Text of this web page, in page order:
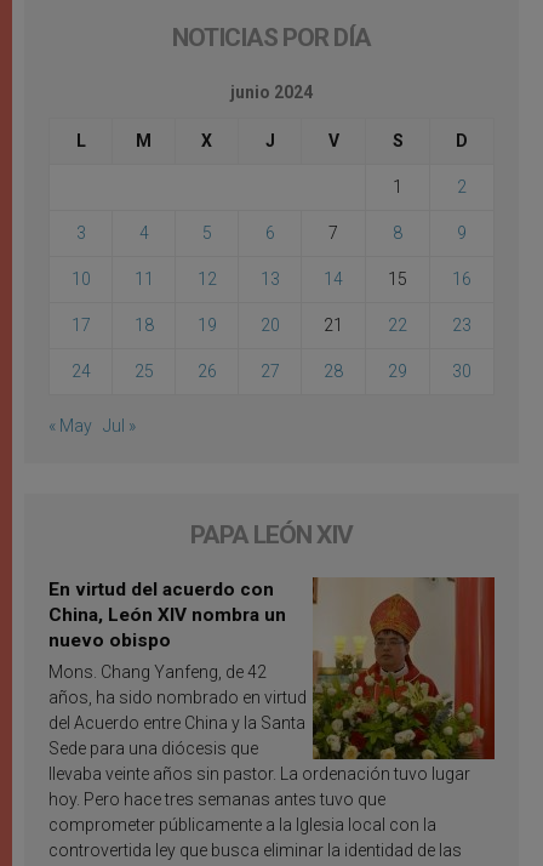
NOTICIAS POR DÍA
junio 2024
L M X J V S D
1 2
3 4 5 6 7 8 9
10 11 12 13 14 15 16
17 18 19 20 21 22 23
24 25 26 27 28 29 30
« May Jul »
PAPA LEÓN XIV
En virtud del acuerdo con
China, León XIV nombra un
nuevo obispo
Mons. Chang Yanfeng, de 42
años, ha sido nombrado en virtud
del Acuerdo entre China y la Santa
Sede para una diócesis que
llevaba veinte años sin pastor. La ordenación tuvo lugar
hoy. Pero hace tres semanas antes tuvo que
comprometer públicamente a la Iglesia local con la
controvertida ley que busca eliminar la identidad de las